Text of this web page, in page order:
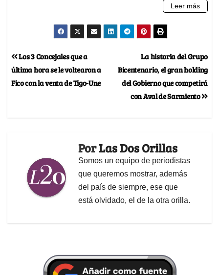
La historia del Grupo
Bicentenario, el gran holding
del Gobierno que competirá
con Aval de Sarmiento
Los 3 Concejales que a
última hora se le voltearon a
Fico con la venta de Tigo-Une
PorLas Dos Orillas
Somos un equipo de periodistas
que queremos mostrar, además
del país de siempre, ese que
está olvidado, el de la otra orilla.